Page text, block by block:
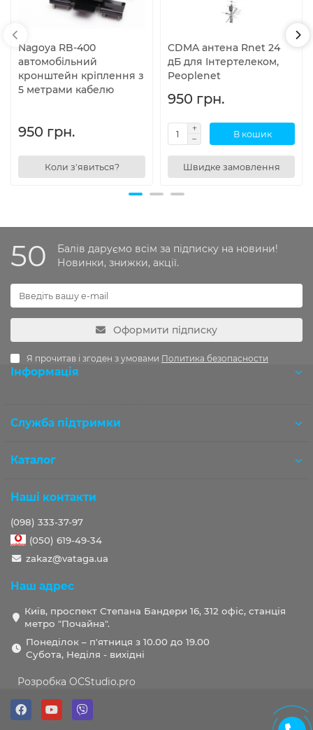
Nagoya RB-400
автомобільний
кронштейн кріплення з
5 метрами кабелю
950 грн.
Коли з'явиться?
CDMA антена Rnet 24
дБ для Інтертелеком,
Peoplenet
950 грн.
В кошик
Швидке замовлення
50
Балів даруємо всім за підписку на новини!
Новинки, знижки, акції.
Оформити підписку
Я прочитав і згоден з умовами Политика безопасности
Інформація
Служба підтримки
Каталог
Наші контакти
(098) 333-37-97
(050) 619-49-34
zakaz@vataga.ua
Наш адрес
Київ, проспект Степана Бандери 16, 312 офіс, станція
метро "Почайна".
Понеділок – п'ятниця з 10.00 до 19.00
Субота, Неділя - вихідні
Розробка OCStudio.pro